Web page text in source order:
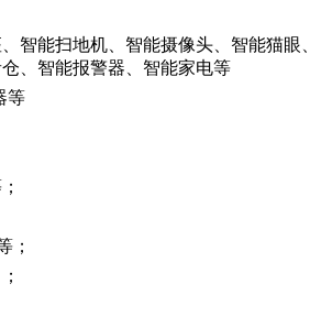
智能扫地机、智能摄像头、智能猫
、智能报警器、智能家电等
等
；